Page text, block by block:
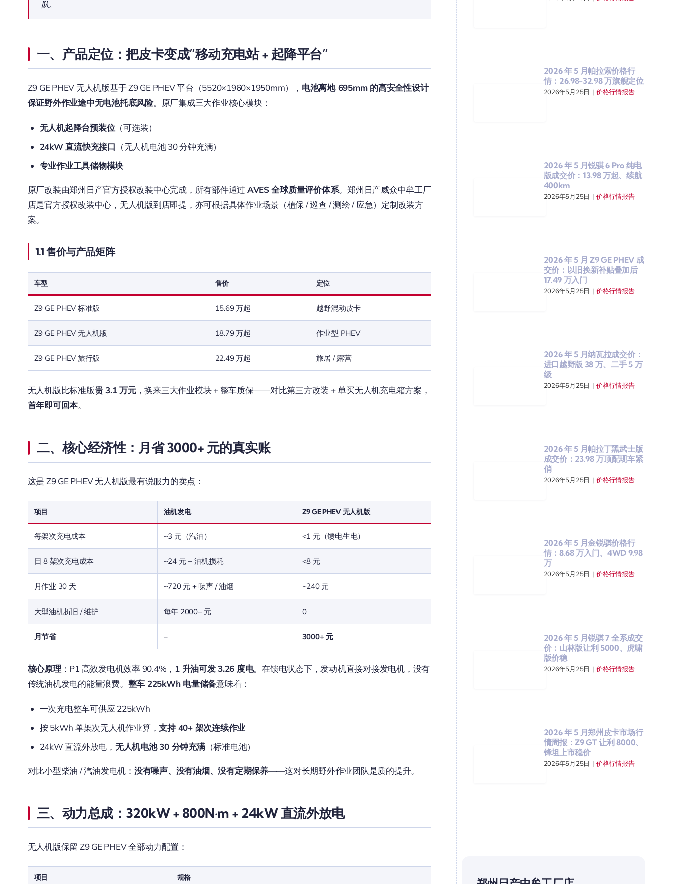
队。
一、产品定位：把皮卡变成”移动充电站 + 起降平台”
Z9 GE PHEV 无人机版基于 Z9 GE PHEV 平台（5520×1960×1950mm）， 电池离地 695mm 的高安全性设计
保证野外作业途中无电池托底风险。原厂集成三大作业核心模块：
无人机起降台预装位（可选装）
24kW 直流快充接口 （无人机电池 30 分钟充满）
专业作业工具储物模块
原厂改装由郑州日产官方授权改装中心完成，所有部件通过 AVES 全球质量评价体系。郑州日产威众中牟工厂
店是官方授权改装中心，无人机版到店即提，亦可根据具体作业场景（植保 / 巡查 / 测绘 / 应急）定制改装方
案。
1.1 售价与产品矩阵
车型 售价 定位
Z9 GE PHEV 标准版 15.69 万起 越野混动皮卡
Z9 GE PHEV 无人机版 18.79 万起 作业型 PHEV
Z9 GE PHEV 旅行版 22.49 万起 旅居 / 露营
无人机版比标准版贵 3.1 万元，换来三大作业模块 + 整车质保——对比第三方改装 + 单买无人机充电箱方案，
首年即可回本。
二、核心经济性：月省 3000+ 元的真实账
这是 Z9 GE PHEV 无人机版最有说服力的卖点：
项目 油机发电 Z9 GE PHEV 无人机版
每架次充电成本 ~3 元（汽油） <1 元（馈电生电）
日 8 架次充电成本 ~24 元 + 油机损耗 <8 元
月作业 30 天 ~720 元 + 噪声 / 油烟 ~240 元
大型油机折旧 / 维护 每年 2000+ 元 0
月节省 – 3000+ 元
核心原理 ：P1 高效发电机效率 90.4%， 1 升油可发 3.26 度电。在馈电状态下，发动机直接对接发电机，没有
传统油机发电的能量浪费。 整车 225kWh 电量储备意味着：
一次充电整车可供应 225kWh
按 5kWh 单架次无人机作业算，支持 40+ 架次连续作业
24kW 直流外放电， 无人机电池 30 分钟充满（标准电池）
对比小型柴油 / 汽油发电机： 没有噪声、没有油烟、没有定期保养——这对长期野外作业团队是质的提升。
三、动力总成：320kW + 800N·m + 24kW 直流外放电
无人机版保留 Z9 GE PHEV 全部动力配置：
项目 规格
2026 年 5 月帕拉索价格行
情：26.98-32.98 万旗舰定位
2026年5月25日 | 价格行情报告
2026 年 5 月锐骐 6 Pro 纯电
版成交价：13.98 万起、续航
400km
2026年5月25日 | 价格行情报告
2026 年 5 月 Z9 GE PHEV 成
交价：以旧换新补贴叠加后
17.49 万入门
2026年5月25日 | 价格行情报告
2026 年 5 月纳瓦拉成交价：
进口越野版 38 万、二手 5 万
级
2026年5月25日 | 价格行情报告
2026 年 5 月帕拉丁黑武士版
成交价：23.98 万顶配现车紧
俏
2026年5月25日 | 价格行情报告
2026 年 5 月金锐骐价格行
情：8.68 万入门、4WD 9.98
万
2026年5月25日 | 价格行情报告
2026 年 5 月锐骐 7 全系成交
价：山林版让利 5000、虎啸
版价稳
2026年5月25日 | 价格行情报告
2026 年 5 月郑州皮卡市场行
情周报：Z9 GT 让利 8000、
锋坦上市稳价
2026年5月25日 | 价格行情报告